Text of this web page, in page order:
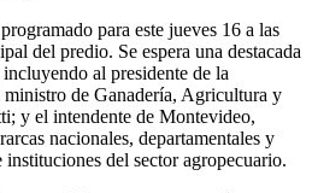
para este jueves 16 a las
del predio. Se espera una destacada
al presidente de la
de Ganadería, Agricultura y
y el intendente de Montevideo,
nacionales, departamentales y
instituciones del sector agropecuario.